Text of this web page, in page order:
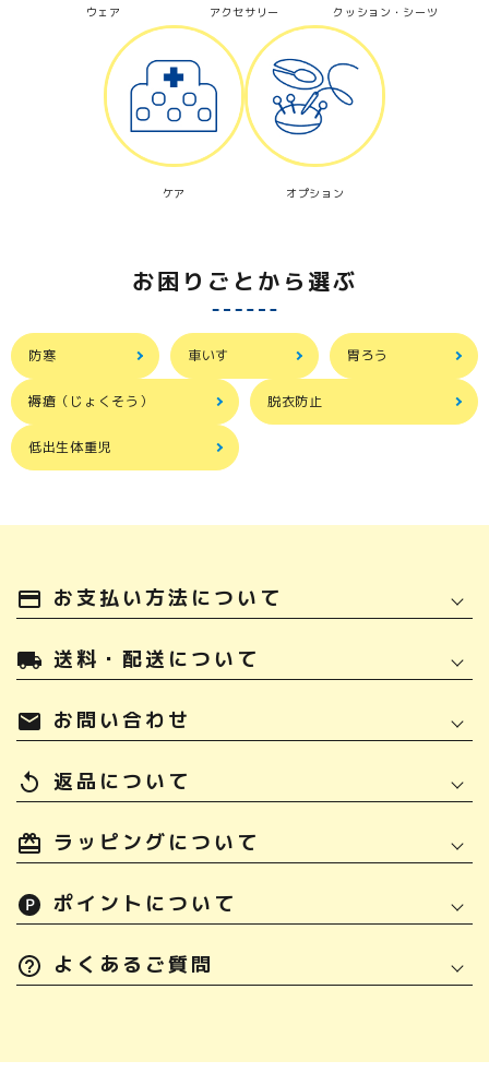
ウェア アクセサリー クッション・シーツ
ケア オプション
お困りごとから選ぶ
防寒 車いす 胃ろう
褥瘡（じょくそう） 脱衣防止
低出生体重児
payment お支払い方法について
local_shipping 送料・配送について
mail お問い合わせ
replay 返品について
ラッピングについて
ポイントについて
よくあるご質問